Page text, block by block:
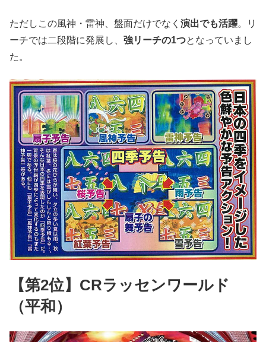
ただしこの風神・雷神、盤面だけでなく 演出でも活躍。リ
ーチでは二段階に発展し、 強リーチの1つとなっていまし
た。
【第2位】CRラッセンワールド
（平和）